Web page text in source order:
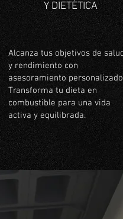
Y DIETÉTICA
Alcanza tus objetivos de
y rendimiento con
asesoramiento
Transforma tu dieta en
combustible para una vida
activa y equilibrada.